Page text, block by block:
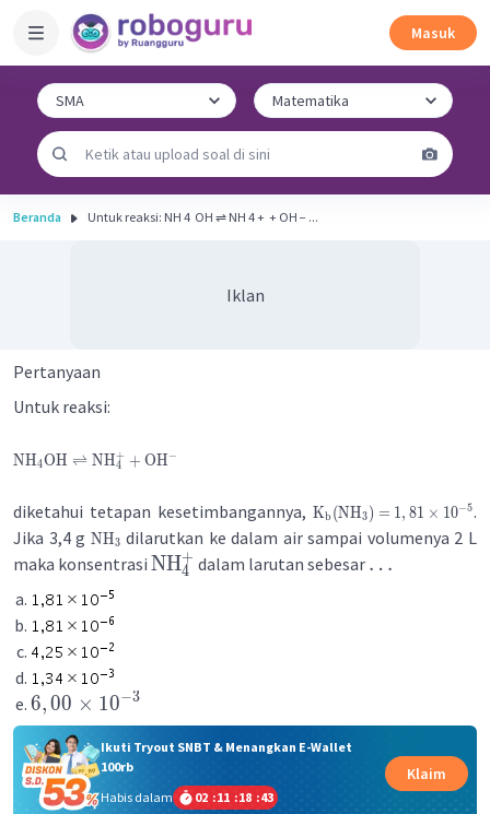
Masuk
Beranda Untuk reaksi: NH 4 ​ OH ⇌ NH 4 + ​ + OH − ...
Iklan
Pertanyaan
Untuk reaksi:
NH4OH ⇌ NH4
+ + OH−
diketahui tetapan kesetimbangannya, Kb(NH3) = 1, 81 × 10−5.
Jika 3,4 g NH3 dilarutkan ke dalam air sampai volumenya 2 L
maka konsentrasi NH4
+ dalam larutan sebesar …
6,00 × 10−3
Ikuti Tryout SNBT & Menangkan E-Wallet
100rb
Habis dalam
02 :11 :18 :42
Klaim